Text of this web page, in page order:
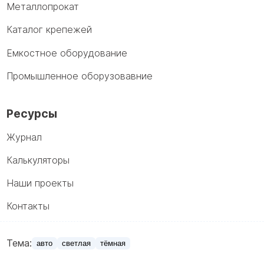
Металлопрокат
Каталог крепежей
Емкостное оборудование
Промышленное оборузовавние
Ресурсы
Журнал
Калькуляторы
Наши проекты
Контакты
Тема: авто светлая тёмная